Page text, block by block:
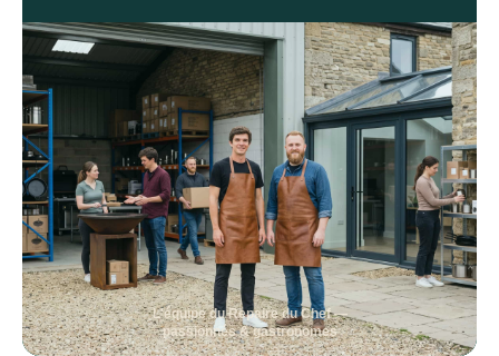
L'équipe du Repaire du Chef —
passionnés & gastronomes